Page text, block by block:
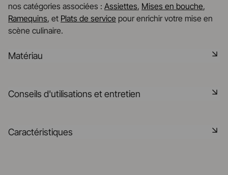
nos catégories associées : Assiettes, Mises en bouche,
Ramequins, et Plats de service pour enrichir votre mise en
scène culinaire.
Matériau
matières premières minérales rigoureusement
chocs thermiques et mécaniques et retient la chaleur. Elle
Conseils d'utilisations et entretien
Caractéristiques